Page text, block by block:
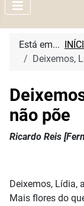
Está em...
Deixemos,
não põe
Ricardo Reis
Deixemos, Lídia,
Mais flores do